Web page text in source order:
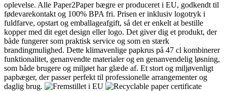
oplevelse. Alle Paper2Paper bægre er produceret i EU, godkendt til
fødevarekontakt og 100% BPA fri. Prisen er inklusiv logotryk i
fuldfarve, opstart og emballageafgift, så det er enkelt at bestille
kopper med dit eget design eller logo. Det giver dig et produkt, der
både fungerer som praktisk service og som en stærk
brandingmulighed. Dette klimavenlige papkrus på 47 cl kombinerer
funktionalitet, genanvendte materialer og en genanvendelig løsning,
som både brugere og miljøet har glæde af. Et stort og miljøvenligt
papbæger, der passer perfekt til professionelle arrangementer og
daglig brug.